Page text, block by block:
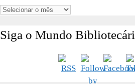
Arquivos
Siga o Mundo